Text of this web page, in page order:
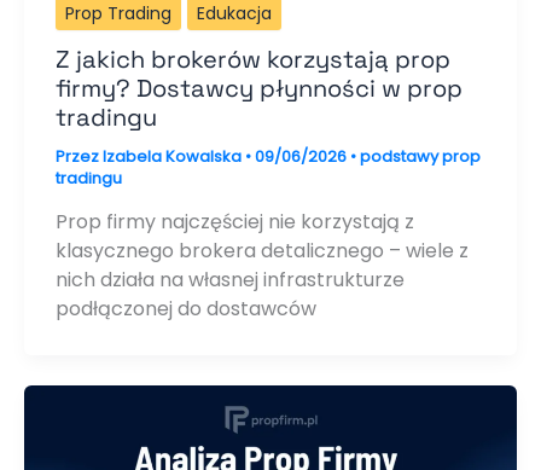
Prop Trading Edukacja
Z jakich brokerów korzystają prop
firmy? Dostawcy płynności w prop
tradingu
PrzezIzabela Kowalska •09/06/2026 •podstawy prop
tradingu
Prop firmy najczęściej nie korzystają z
klasycznego brokera detalicznego – wiele z
nich działa na własnej infrastrukturze
podłączonej do dostawców